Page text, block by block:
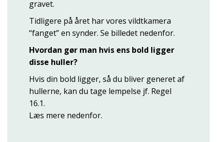
gravet.
Tidligere på året har vores vildtkamera
“fanget” en synder. Se billedet nedenfor.
Hvordan gør man hvis ens bold ligger
disse huller?
Hvis din bold ligger, så du bliver generet af
hullerne, kan du tage lempelse jf. Regel
16.1.
Læs mere nedenfor.